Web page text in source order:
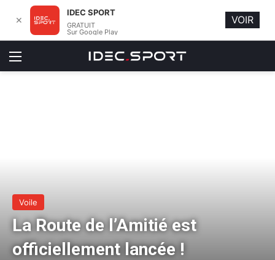
Menu
Voile
La Route de l’Amitié est
officiellement lancée !
✕
IDEC SPORT
GRATUIT
Sur Google Play
VOIR